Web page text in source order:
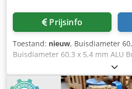
Prijsinfo
Toestand: nieuw, Buisdiameter
Buisdiameter 60,3 x 5,4 mm ALU
mm GAS Massief materiaal -
Omwentelingen per minuut 2,0
10,0 mm Max. buigradius 270